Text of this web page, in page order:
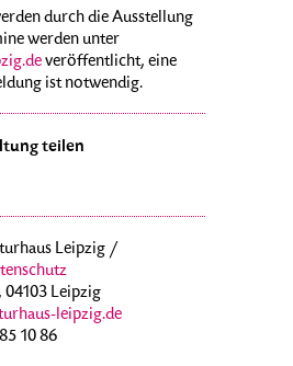
durch die Ausstellung
werden unter
veröffentlicht, eine
ist notwendig.
teilen
Leipzig /
04103 Leipzig
leipzig.de
10 86